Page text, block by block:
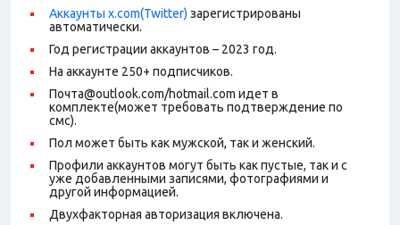
Аккаунты x.com(Twitter) зарегистрированы
автоматически.
Год регистрации аккаунтов – 2023 год.
На аккаунте 250+ подписчиков.
Почта@outlook.com/hotmail.com идет в
комплекте(может требовать подтверждение по
смс).
Пол может быть как мужской, так и женский.
Профили аккаунтов могут быть как пустые, так и с
уже добавленными записями, фотографиями и
другой информацией.
Двухфакторная авторизация включена.